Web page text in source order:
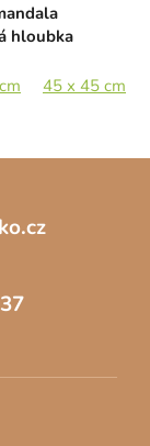
56,5 x 201 cm
hloubka
45 x 45 cm